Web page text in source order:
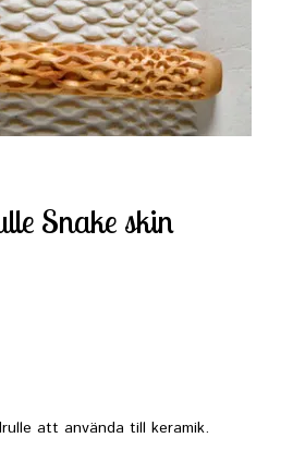
Snake skin
att använda till keramik.